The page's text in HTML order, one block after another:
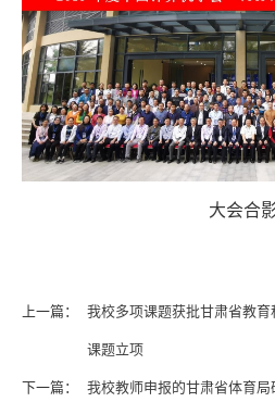
大会合
上一篇： 我校多项课题获批甘肃省教
课题立项
下一篇： 我校教师申报的甘肃省体育